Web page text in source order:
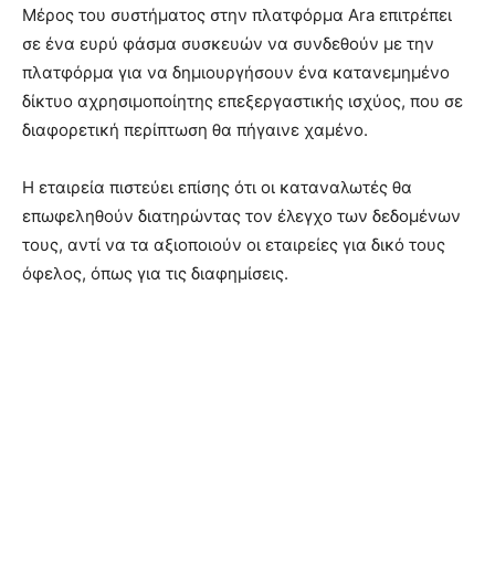
Μέρος του συστήματος στην πλατφόρμα Ara επιτρέπει
σε ένα ευρύ φάσμα συσκευών να συνδεθούν με την
πλατφόρμα για να δημιουργήσουν ένα κατανεμημένο
δίκτυο αχρησιμοποίητης επεξεργαστικής ισχύος, που σε
διαφορετική περίπτωση θα πήγαινε χαμένο.
Η εταιρεία πιστεύει επίσης ότι οι καταναλωτές θα
επωφεληθούν διατηρώντας τον έλεγχο των δεδομένων
τους, αντί να τα αξιοποιούν οι εταιρείες για δικό τους
όφελος, όπως για τις διαφημίσεις.